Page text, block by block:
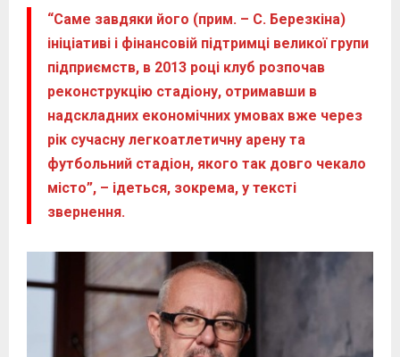
“Саме завдяки його (прим. – С. Березкіна)
ініціативі і фінансовій підтримці великої групи
підприємств, в 2013 році клуб розпочав
реконструкцію стадіону, отримавши в
надскладних економічних умовах вже через
рік сучасну легкоатлетичну арену та
футбольний стадіон, якого так довго чекало
місто”, – ідеться, зокрема, у тексті
звернення.